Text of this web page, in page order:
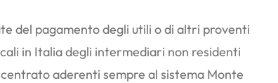
del pagamento degli utili o di altri proventi
in Italia degli intermediari non residenti
aderenti sempre al sistema Monte